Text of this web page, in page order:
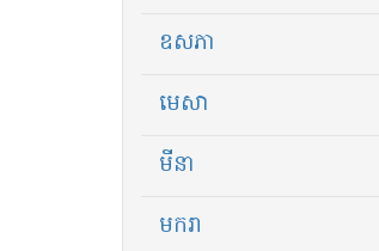
ឧសភា
មេសា
មីនា
មករា